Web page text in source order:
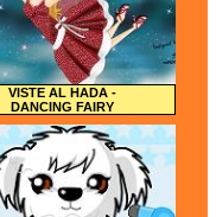
VISTE AL HADA -
DANCING FAIRY